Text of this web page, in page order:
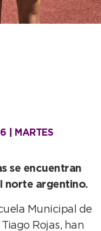
| MARTES
se encuentran
norte argentino.
Municipal de
Rojas, han